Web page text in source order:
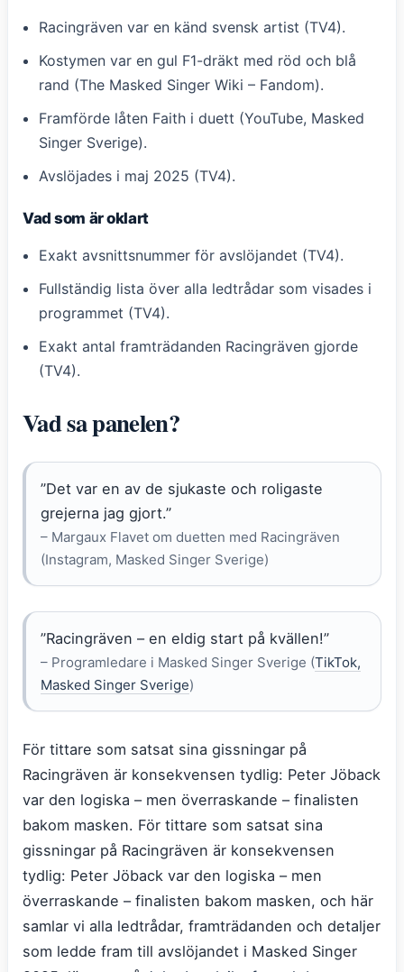
Racingräven var en känd svensk artist (TV4).
Kostymen var en gul F1-dräkt med röd och blå
rand (The Masked Singer Wiki – Fandom).
Framförde låten Faith i duett (YouTube, Masked
Singer Sverige).
Avslöjades i maj 2025 (TV4).
Vad som är oklart
Exakt avsnittsnummer för avslöjandet (TV4).
Fullständig lista över alla ledtrådar som visades i
programmet (TV4).
Exakt antal framträdanden Racingräven gjorde
(TV4).
Vad sa panelen?
”Det var en av de sjukaste och roligaste
grejerna jag gjort.”
– Margaux Flavet om duetten med Racingräven
(Instagram, Masked Singer Sverige)
”Racingräven – en eldig start på kvällen!”
– Programledare i Masked Singer Sverige (TikTok,
Masked Singer Sverige)
För tittare som satsat sina gissningar på
Racingräven är konsekvensen tydlig: Peter Jöback
var den logiska – men överraskande – finalisten
bakom masken. För tittare som satsat sina
gissningar på Racingräven är konsekvensen
tydlig: Peter Jöback var den logiska – men
överraskande – finalisten bakom masken, och här
samlar vi alla ledtrådar, framträdanden och detaljer
som ledde fram till avslöjandet i Masked Singer